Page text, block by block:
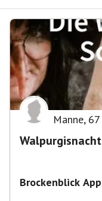
Manne, 67
Brockenblick